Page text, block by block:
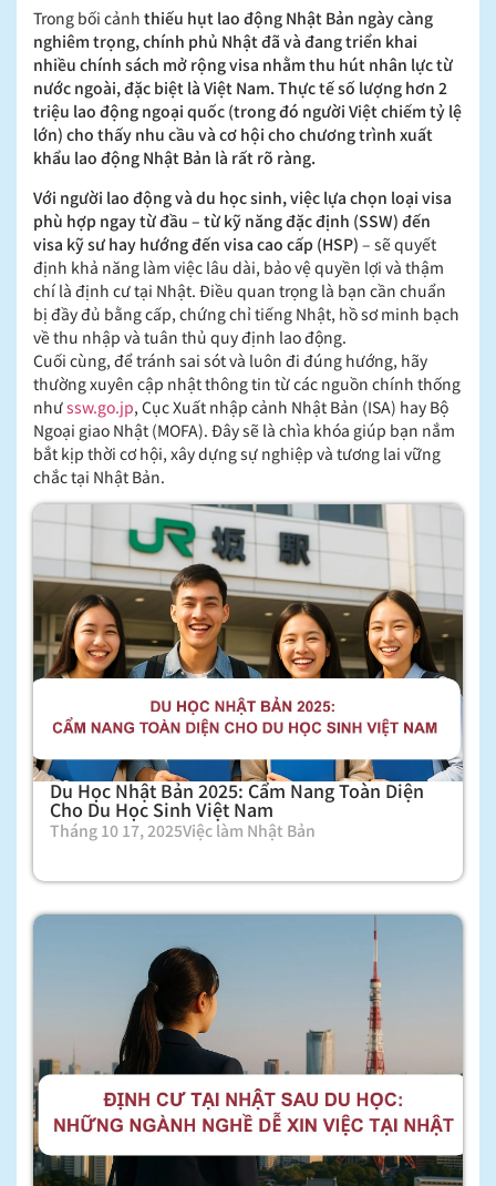
Trong bối cảnh thiếu hụt lao động Nhật Bản ngày càng
nghiêm trọng, chính phủ Nhật đã và đang triển khai
nhiều chính sách mở rộng visa nhằm thu hút nhân lực từ
nước ngoài, đặc biệt là Việt Nam. Thực tế số lượng hơn 2
triệu lao động ngoại quốc (trong đó người Việt chiếm tỷ lệ
lớn) cho thấy nhu cầu và cơ hội cho chương trình xuất
khẩu lao động Nhật Bản là rất rõ ràng.
Với người lao động và du học sinh, việc lựa chọn loại visa
phù hợp ngay từ đầu – từ kỹ năng đặc định (SSW) đến
visa kỹ sư hay hướng đến visa cao cấp (HSP) – sẽ quyết
định khả năng làm việc lâu dài, bảo vệ quyền lợi và thậm
chí là định cư tại Nhật. Điều quan trọng là bạn cần chuẩn
bị đầy đủ bằng cấp, chứng chỉ tiếng Nhật, hồ sơ minh bạch
về thu nhập và tuân thủ quy định lao động.
Cuối cùng, để tránh sai sót và luôn đi đúng hướng, hãy
thường xuyên cập nhật thông tin từ các nguồn chính thống
nhưssw.go.jp, Cục Xuất nhập cảnh Nhật Bản (ISA) hay Bộ
Ngoại giao Nhật (MOFA). Đây sẽ là chìa khóa giúp bạn nắm
bắt kịp thời cơ hội, xây dựng sự nghiệp và tương lai vững
chắc tại Nhật Bản.
Du Học Nhật Bản 2025: Cẩm Nang Toàn Diện
Cho Du Học Sinh Việt Nam
Tháng 10 17, 2025Việc làm Nhật Bản